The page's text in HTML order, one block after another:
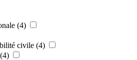
(4)
civile (4)
(4)